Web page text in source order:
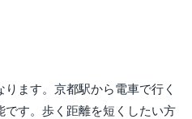
ます。京都駅から電車で行く
です。歩く距離を短くしたい方